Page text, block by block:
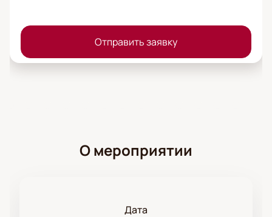
Отправить заявку
О мероприятии
Дата